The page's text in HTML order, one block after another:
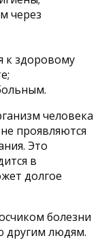
через
к здоровому
человека
проявляются
Это
в
долгое
болезни
другим людям.